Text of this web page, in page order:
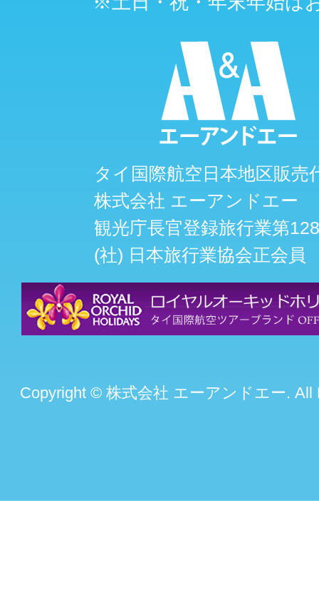
タイ国際航空日本地区販売
株式会社 エーアンドエー
観光庁長官登録旅行業第
(社) 日本旅行業協会正会員
Copyright © 株式会社 エーアンドエー. All